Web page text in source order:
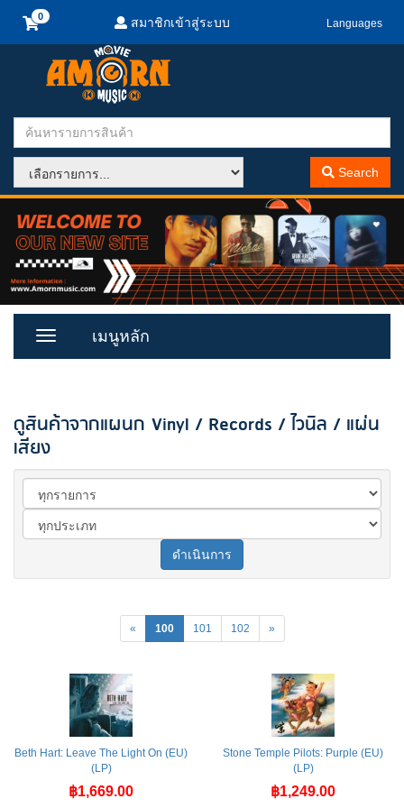
สมาชิกเข้าสู่ระบบ Languages
Search
Toggle
เมนูหลัก
ดูสินค้าจากแผนก Vinyl / Records / ไวนิล / แผ่น
เสียง
ดำเนินการ
« 100 101 102 »
Beth Hart: Leave The Light On (EU)
(LP)
฿1,669.00
Stone Temple Pilots: Purple (EU)
(LP)
฿1,249.00